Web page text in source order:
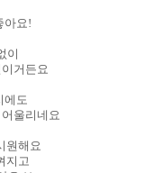
아요!
이
거든요
에도
울리네요
원해요
지고